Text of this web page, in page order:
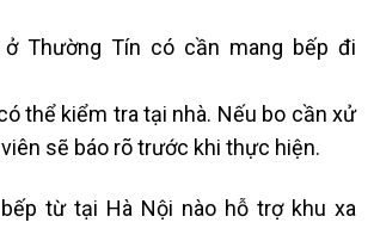
Thường Tín có cần mang bếp đi
thể kiểm tra tại nhà. Nếu bo cần xử
sẽ báo rõ trước khi thực hiện.
từ tại Hà Nội nào hỗ trợ khu xa